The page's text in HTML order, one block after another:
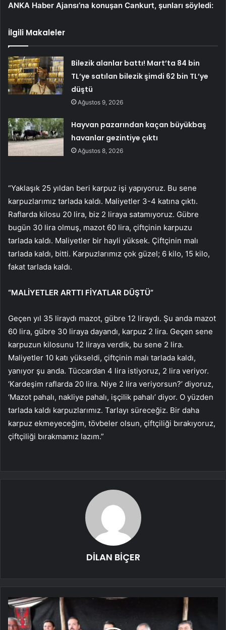
ANKA Haber Ajansı’na konuşan Cankurt, şunları söyledi:
İlgili Makaleler
Bilezik alanlar battı! Mart’ta 84 bin
TL’ye satılan bilezik şimdi 62 bin TL’ye
düştü
Ağustos 9, 2026
Hayvan pazarından kaçan büyükbaş
havanlar gezintiye çıktı
Ağustos 8, 2026
“Yaklaşık 25 yıldan beri karpuz işi yapıyoruz. Bu sene
karpuzlarımız tarlada kaldı. Maliyetler 3-4 katına çıktı.
Raflarda kilosu 20 lira, biz 2 liraya satamıyoruz. Gübre
bugün 30 lira olmuş, mazot 60 lira, çiftçinin karpuzu
tarlada kaldı. Maliyetler bir hayli yüksek. Çiftçinin malı
tarlada kaldı, bitti. Karpuzlarımız çok güzel; 6 kilo, 15 kilo,
fakat tarlada kaldı.
“MALİYETLER ARTTI FİYATLAR DÜŞTÜ”
Geçen yıl 35 liraydı mazot, gübre 12 liraydı. Şu anda mazot
60 lira, gübre 30 liraya dayandı, karpuz 2 lira. Geçen sene
karpuzun kilosunu 12 liraya verdik, bu sene 2 lira.
Maliyetler 10 katı yükseldi, çiftçinin malı tarlada kaldı,
yanıyor şu anda. Tüccardan 4 lira istiyoruz, 2 lira veriyor.
‘Kardeşim raflarda 20 lira. Niye 2 lira veriyorsun?’ diyoruz,
‘Mazot pahalı, nakliye pahalı, işçilik pahalı’ diyor. O yüzden
tarlada kaldı karpuzlarımız. Tarlayı süreceğiz. Bir daha
karpuz ekmeyeceğim, tövbeler olsun, çiftçiliği bırakıyoruz,
çiftçiliği bırakmamız lazım.”
DİLAN BİÇER